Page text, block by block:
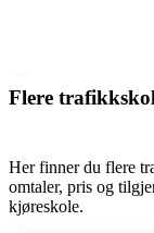
Flere
Her finner du flere
omtaler, pris og
kjøreskole.